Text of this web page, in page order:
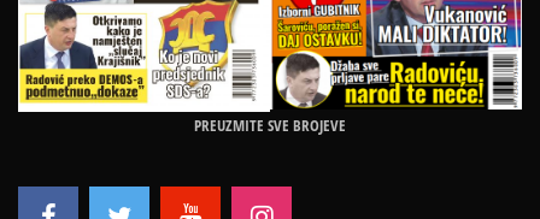
PREUZMITE SVE BROJEVE